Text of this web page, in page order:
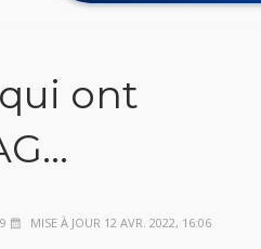
ont
MISE À JOUR 12 AVR. 2022, 16:06